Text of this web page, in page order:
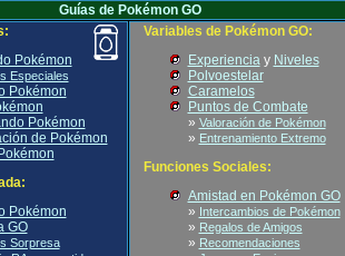
Guías de Pokémon GO
Pokémon
Especiales
Pokémon
Pokémon
de Pokémon
Pokémon
GO
Sorpresa
Variables de Pokémon GO:
Experienciay Niveles
Polvoestelar
Caramelos
Puntos de Combate
» Valoración de Pokémon
» Entrenamiento Extremo
Funciones Sociales:
Amistad en Pokémon GO
» Intercambios de Pokémon
» Regalos de Amigos
» Recomendaciones